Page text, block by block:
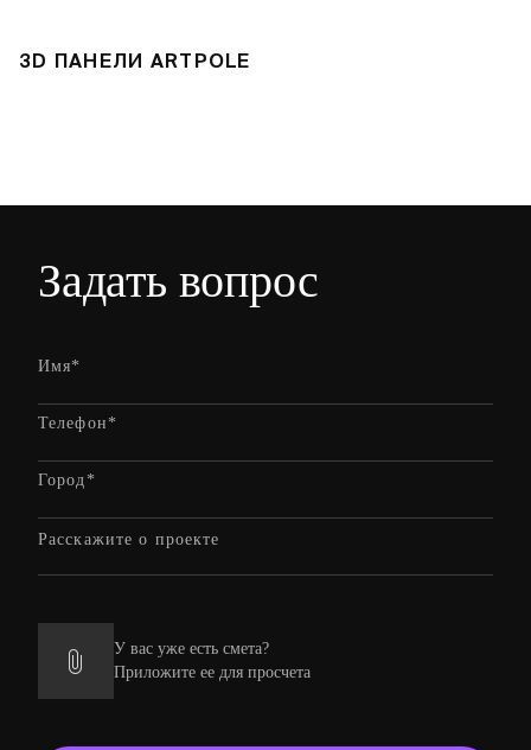
3D ПАНЕЛИ ARTPOLE
Задать вопрос
У вас уже есть смета?
Приложите ее для просчета